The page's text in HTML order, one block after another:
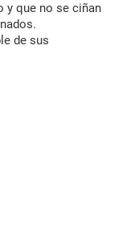
y que no se ciñan
de sus